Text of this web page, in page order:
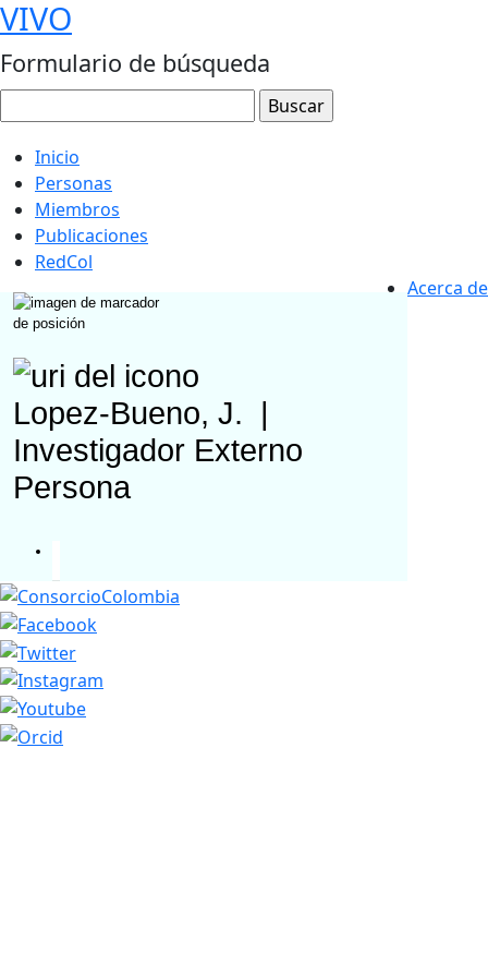
VIVO
Formulario de búsqueda
Inicio
Personas
Miembros
Publicaciones
RedCol
Acerca de
Lopez-Bueno, J.
Investigador Externo
Persona